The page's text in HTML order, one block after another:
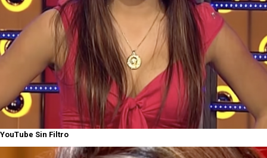
YouTube Sin Filtro